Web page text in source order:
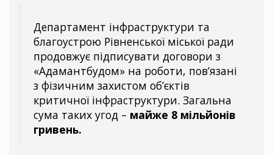
Департамент інфраструктури та
благоустрою Рівненської міської ради
продовжує підписувати договори з
«Адамантбудом» на роботи, пов’язані
з фізичним захистом об’єктів
критичної інфраструктури. Загальна
сума таких угод – майже 8 мільйонів
гривень.